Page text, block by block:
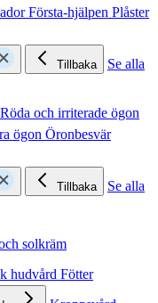
Första-hjälpen Plåster
Tillbaka
Se alla
Röda och irriterade ögon
ögon Öronbesvär
Tillbaka
Se alla
solkräm
hudvård Fötter